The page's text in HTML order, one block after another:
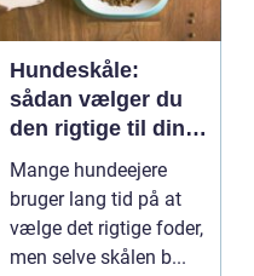
Hundeskåle:
sådan vælger du
den rigtige til din
hund
Mange hundeejere
bruger lang tid på at
vælge det rigtige foder,
men selve skålen b...